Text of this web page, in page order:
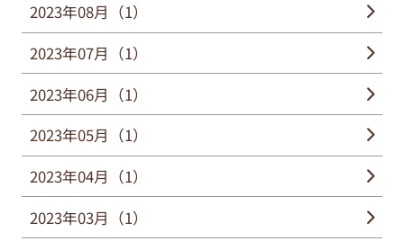
2023年08月（1）
2023年07月（1）
2023年06月（1）
2023年05月（1）
2023年04月（1）
2023年03月（1）